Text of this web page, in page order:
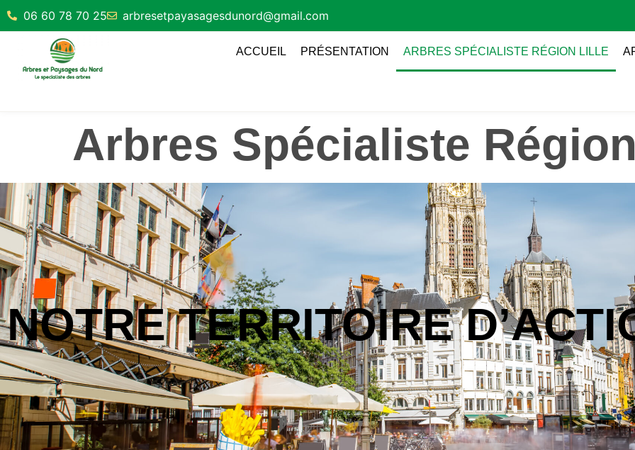
06 60 78 70 25 arbresetpayasagesdunord@gmail.com
ACCUEIL PRÉSENTATION ARBRES SPÉCIALISTE RÉGION LILLE
Arbres Spécialiste
NOTRE TERRITOIRE